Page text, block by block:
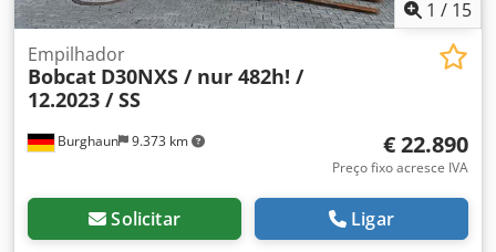
1 / 15
Burghaun 9.373 km
Empilhador
Bobcat D30NXS / nur 482h! /
12.2023 / SS
€ 22.890
Preço fixo acresce IVA
Solicitar Ligar